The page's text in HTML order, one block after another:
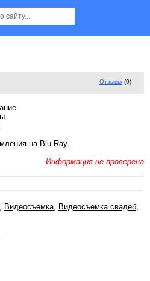
Отзывы (0)
на Blu-Ray.
Информация не проверена
, Видеосъемка, Видеосъемка свадеб,